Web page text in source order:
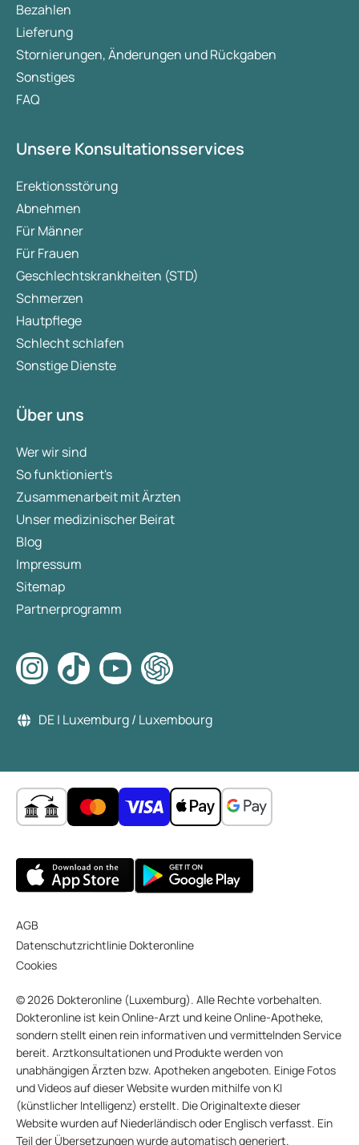
Bezahlen
Lieferung
Stornierungen, Änderungen und Rückgaben
Sonstiges
FAQ
Unsere Konsultationsservices
Erektionsstörung
Abnehmen
Für Männer
Für Frauen
Geschlechtskrankheiten (STD)
Schmerzen
Hautpflege
Schlecht schlafen
Sonstige Dienste
Über uns
Wer wir sind
So funktioniert's
Zusammenarbeit mit Ärzten
Unser medizinischer Beirat
Blog
Impressum
Sitemap
Partnerprogramm
DE | Luxemburg / Luxembourg
AGB
Datenschutzrichtlinie Dokteronline
Cookies
© 2026 Dokteronline (Luxemburg). Alle Rechte vorbehalten.
Dokteronline ist kein Online-Arzt und keine Online-Apotheke,
sondern stellt einen rein informativen und vermittelnden Service
bereit. Arztkonsultationen und Produkte werden von
unabhängigen Ärzten bzw. Apotheken angeboten. Einige Fotos
und Videos auf dieser Website wurden mithilfe von KI
(künstlicher Intelligenz) erstellt. Die Originaltexte dieser
Website wurden auf Niederländisch oder Englisch verfasst. Ein
Teil der Übersetzungen wurde automatisch generiert.